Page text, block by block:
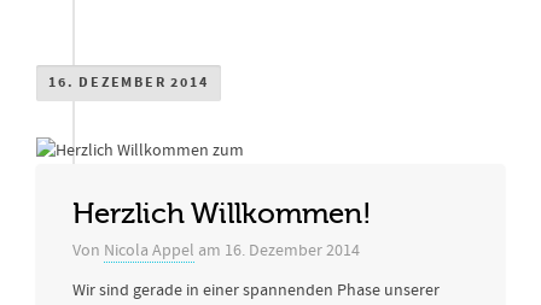
16. DEZEMBER 2014
Herzlich Willkommen!
Von Nicola Appel am 16. Dezember 2014
Wir sind gerade in einer spannenden Phase unserer